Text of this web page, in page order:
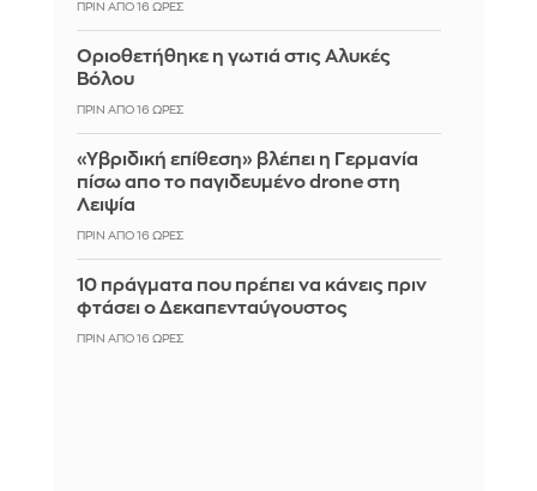
ΠΡΙΝ ΑΠΌ 16 ΏΡΕΣ
Οριοθετήθηκε η γωτιά στις Αλυκές
Βόλου
ΠΡΙΝ ΑΠΌ 16 ΏΡΕΣ
«Υβριδική επίθεση» βλέπει η Γερμανία
πίσω απο το παγιδευμένο drone στη
Λειψία
ΠΡΙΝ ΑΠΌ 16 ΏΡΕΣ
10 πράγματα που πρέπει να κάνεις πριν
φτάσει ο Δεκαπενταύγουστος
ΠΡΙΝ ΑΠΌ 16 ΏΡΕΣ